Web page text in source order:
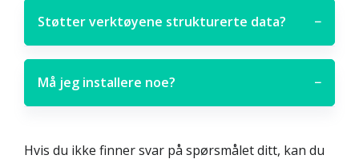
Støtter verktøyene strukturerte data? −
Må jeg installere noe? −
Hvis du ikke finner svar på spørsmålet ditt, kan du